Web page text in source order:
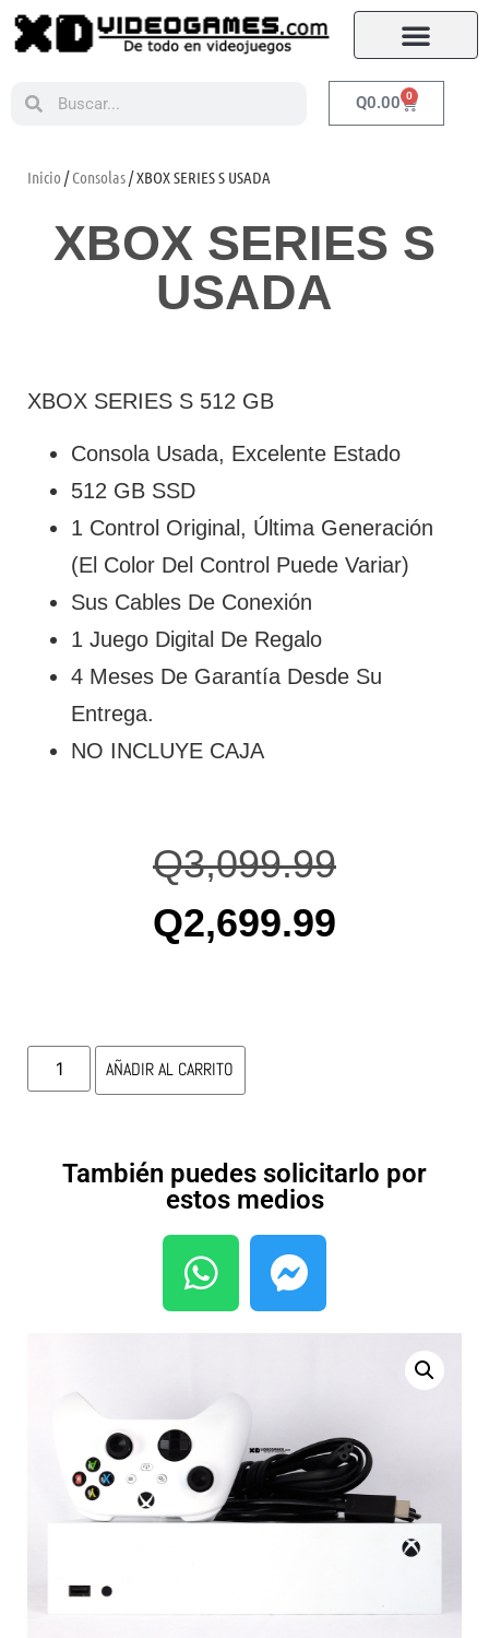
Q0.00 0
Inicio /Consolas/ XBOX SERIES S USADA
XBOX SERIES S
USADA
XBOX SERIES S 512 GB
Consola Usada, Excelente Estado
512 GB SSD
1 Control Original, Última Generación
(el Color Del Control Puede Variar)
Sus Cables De Conexión
1 Juego Digital De Regalo
4 Meses De Garantía Desde Su
Entrega.
NO INCLUYE CAJA
Q3,099.99
Q2,699.99
AÑADIR AL CARRITO
También puedes solicitarlo por
estos medios